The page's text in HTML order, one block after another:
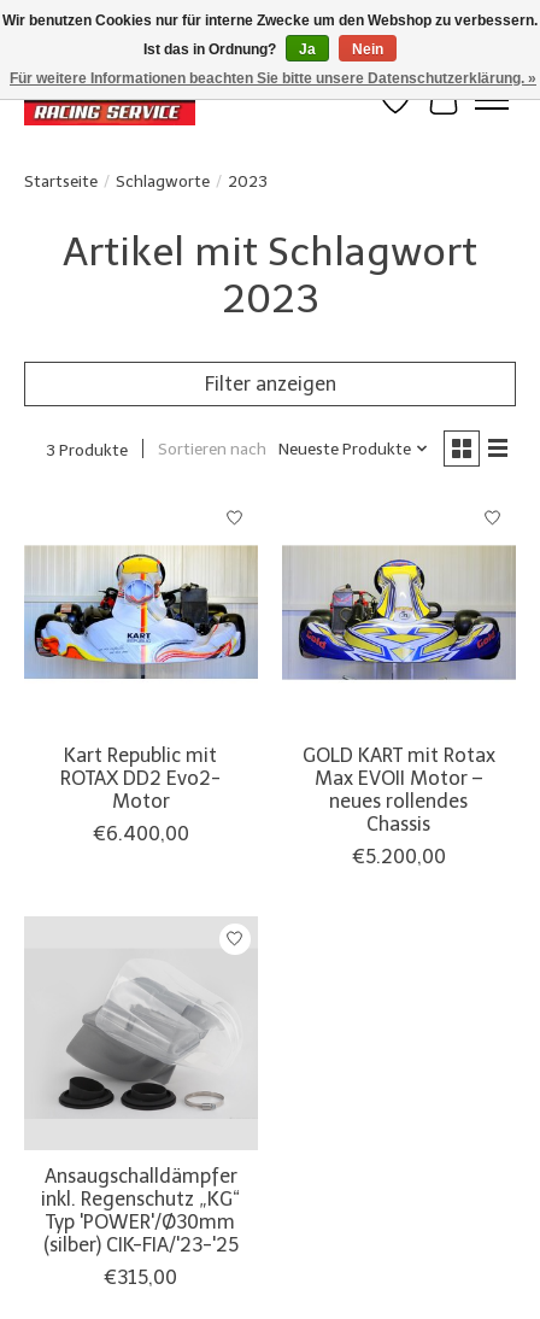
Klanten beoordelen ons met een 4,8/5 op Google reviews
Wunschzettel
Ihr
Startseite / Schlagworte / 2023
Artikel mit Schlagwort
2023
Filter anzeigen
3 Produkte Sortieren nach Neueste Produkte
Kart Republic mit
ROTAX DD2 Evo2-
Motor
€6.400,00
GOLD KART mit Rotax
Max EVOII Motor –
neues rollendes
Chassis
€5.200,00
Ansaugschalldämpfer
inkl. Regenschutz „KG“
Typ 'POWER'/Ø30mm
(silber) CIK-FIA/'23-'25
€315,00
Wir benutzen Cookies nur für interne Zwecke um den Webshop zu verbessern.
Ist das in Ordnung?
Ja
Nein
Für weitere Informationen beachten Sie bitte unsere Datenschutzerklärung. »